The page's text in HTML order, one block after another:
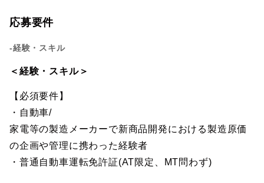
応募要件
-経験・スキル
＜経験・スキル＞
【必須要件】
・自動車/
家電等の製造メーカーで新商品開発における製造原価
の企画や管理に携わった経験者
・普通自動車運転免許証(AT限定、MT問わず)